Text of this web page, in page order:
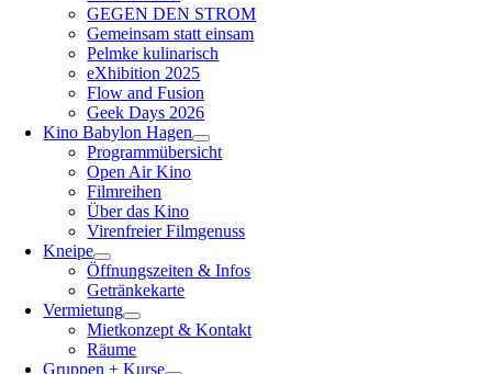
GEGEN DEN STROM
Gemeinsam statt einsam
Pelmke kulinarisch
eXhibition 2025
Flow and Fusion
Geek Days 2026
Kino Babylon Hagen
Programmübersicht
Open Air Kino
Filmreihen
Über das Kino
Virenfreier Filmgenuss
Kneipe
Öffnungszeiten & Infos
Getränkekarte
Vermietung
Mietkonzept & Kontakt
Räume
Gruppen + Kurse